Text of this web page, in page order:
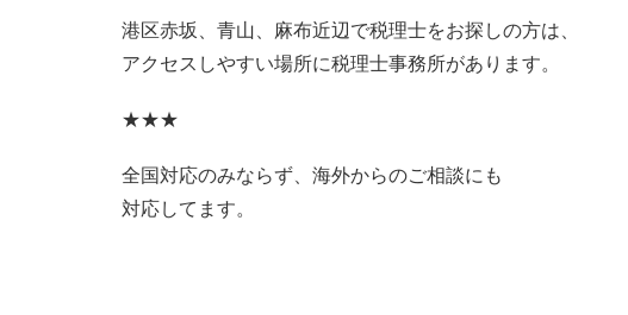
港区赤坂、青山、麻布近辺で税理士をお探しの方は、
アクセスしやすい場所に税理士事務所があります。
★★★
全国対応のみならず、海外からのご相談にも
対応してます。